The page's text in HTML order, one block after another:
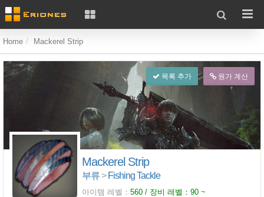
Home Mackerel Strip
목록 추가 원가 계산
Mackerel Strip
부류 > Fishing Tackle
아이템 레벨： 560 / 장비 레벨： 90 ~